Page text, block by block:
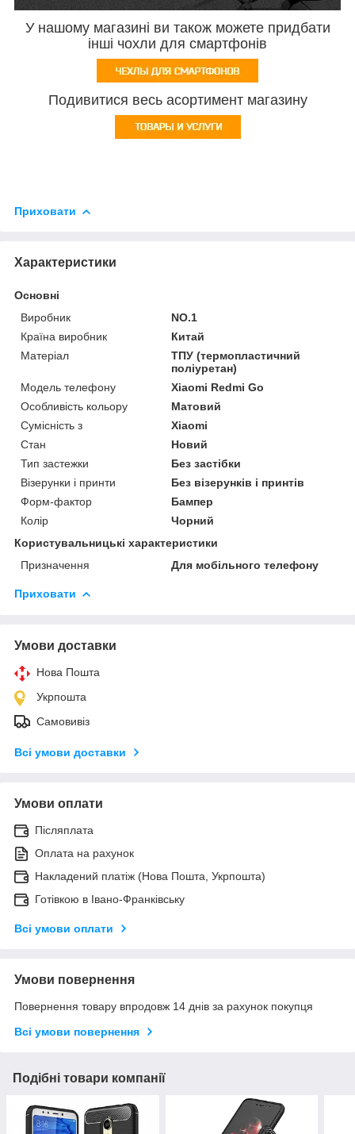
У нашому магазині ви також можете придбати
інші чохли для смартфонів
Подивитися весь асортимент магазину
Приховати
Характеристики
Основні
Виробник
NO.1
Країна виробник
Китай
Матеріал
ТПУ (термопластичний
поліуретан)
Модель телефону
Xiaomi Redmi Go
Особливість кольору
Матовий
Сумісність з
Xiaomi
Стан
Новий
Тип застежки
Без застібки
Візерунки і принти
Без візерунків і принтів
Форм-фактор
Бампер
Колір
Чорний
Користувальницькі характеристики
Призначення
Для мобільного телефону
Приховати
Умови доставки
Нова Пошта
Укрпошта
Самовивіз
Всі умови доставки
Умови оплати
Післяплата
Оплата на рахунок
Накладений платіж (Нова Пошта, Укрпошта)
Готівкою в Івано-Франківську
Всі умови оплати
Умови повернення
Повернення товару впродовж 14 днів за рахунок покупця
Всі умови повернення
Подібні товари компанії